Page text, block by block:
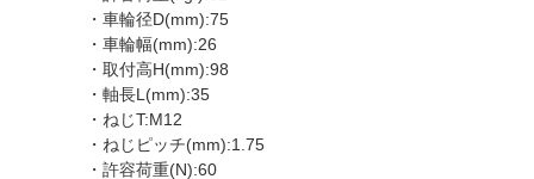
・車輪径D(mm):75
・車輪幅(mm):26
・取付高H(mm):98
・軸長L(mm):35
・ねじT:M12
・ねじピッチ(mm):1.75
・許容荷重(N):60